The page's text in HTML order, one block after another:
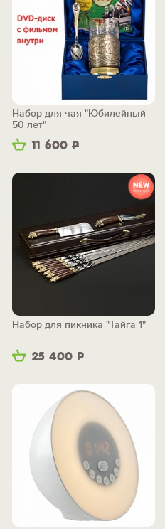
11 600 Р
Набор для чая "Юбилейный
50 лет"
25 400 Р
Набор для пикника "Тайга 1"